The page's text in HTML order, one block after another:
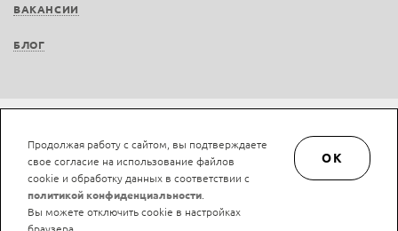
ВАКАНСИИ
БЛОГ
Не является публичной офертой © LAN-art.ru, 2013—2026. Все права защищены.
Политика конфиденциальности.
Положение об обработке и защите персональных
данных.
Продолжая работу с сайтом, вы подтверждаете
свое согласие на использование файлов
cookie и обработку данных в соответствии с
политикой конфиденциальности
Вы можете отключить cookie в настройках
OK